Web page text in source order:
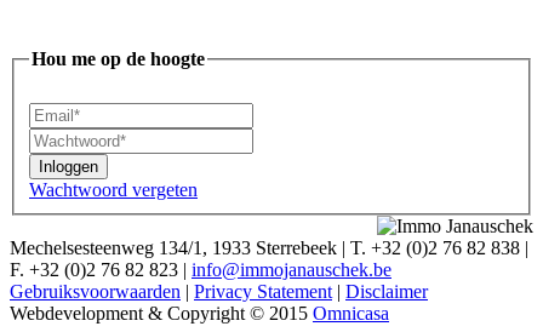
Hou me op de hoogte
Inloggen
Wachtwoord vergeten
Mechelsesteenweg 134/1, 1933 Sterrebeek | T. +32 (0)2 76 82 838 |
F. +32 (0)2 76 82 823 | info@immojanauschek.be
Gebruiksvoorwaarden | Privacy Statement | Disclaimer
Webdevelopment & Copyright © 2015 Omnicasa